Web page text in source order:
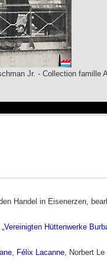
Jr. - Collection famille
Handel in Eisenerzen,
„Vereinigten Hüttenwerke
, Félix Lacanne, Norbert